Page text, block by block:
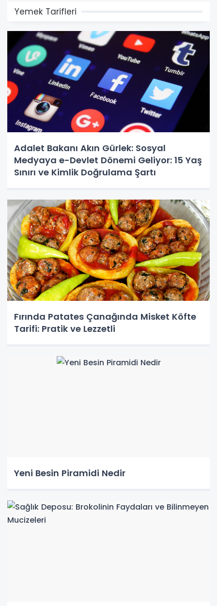
Yemek Tarifleri
Adalet Bakanı Akın Gürlek: Sosyal
Medyaya e-Devlet Dönemi Geliyor: 15 Yaş
Sınırı ve Kimlik Doğrulama Şartı
Fırında Patates Çanağında Misket Köfte
Tarifi: Pratik ve Lezzetli
Yeni Besin Piramidi Nedir